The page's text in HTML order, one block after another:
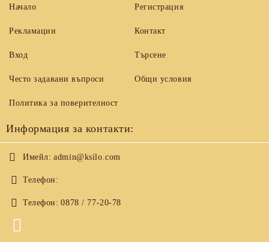
Начало
Рекламации
Вход
Често задавани въпроси
Регистрация
Контакт
Търсене
Общи условия
Политика за поверителност
Информация за контакти:
Имейл: admin@ksilo.com
Телефон:
Телефон: 0878 / 77-20-78